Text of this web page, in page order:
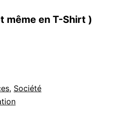
même en T-Shirt )
, Société